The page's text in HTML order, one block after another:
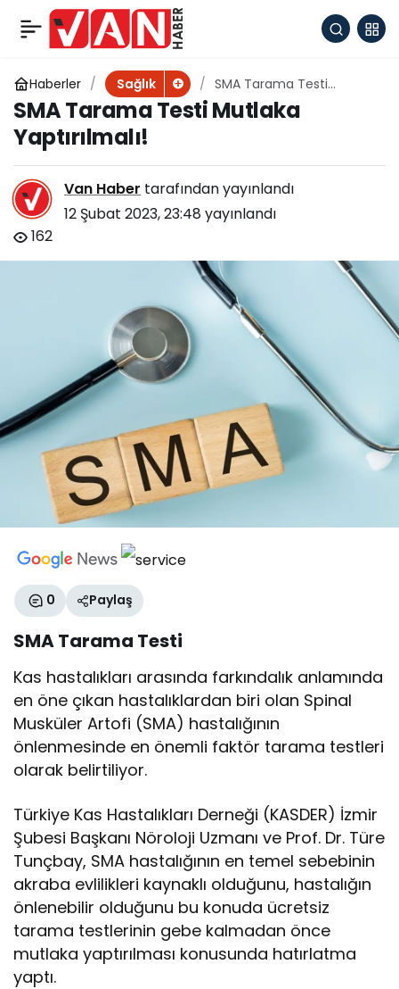
Haberler Sağlık
SMA Tarama Testi
Mutlaka Yaptırılmalı!
SMA Tarama Testi Mutlaka
Yaptırılmalı!
Van Haber tarafından yayınlandı
12 Şubat 2023, 23:48 yayınlandı
162
0 Paylaş
SMA Tarama Testi
Kas hastalıkları arasında farkındalık anlamında
en öne çıkan hastalıklardan biri olan Spinal
Musküler Artofi (SMA) hastalığının
önlenmesinde en önemli faktör tarama testleri
olarak belirtiliyor.
Türkiye Kas Hastalıkları Derneği (KASDER) İzmir
Şubesi Başkanı Nöroloji Uzmanı ve Prof. Dr. Türe
Tunçbay, SMA hastalığının en temel sebebinin
akraba evlilikleri kaynaklı olduğunu, hastalığın
önlenebilir olduğunu bu konuda ücretsiz
tarama testlerinin gebe kalmadan önce
mutlaka yaptırılması konusunda hatırlatma
yaptı.
Pankreasınızı Korumak
İçin Şeker ve Yağı Fazla
Tüketmeyin
Paylaş